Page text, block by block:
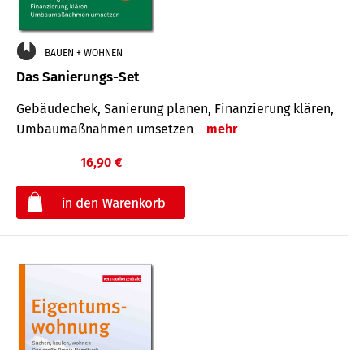
BAUEN + WOHNEN
Das Sanierungs-Set
Gebäudechek, Sanierung planen, Finanzierung klären,
Umbaumaßnahmen umsetzen
mehr
16,90 €